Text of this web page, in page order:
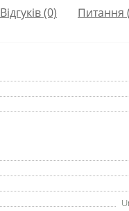
Відгуків (0) Питання